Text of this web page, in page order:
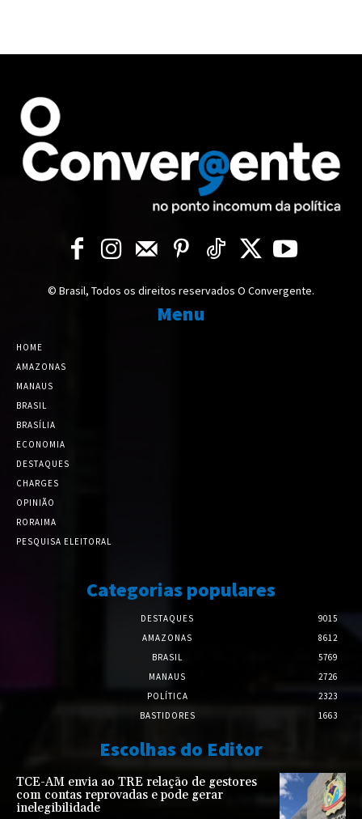
© Brasil, Todos os direitos reservados O Convergente.
Menu
HOME
AMAZONAS
MANAUS
BRASIL
BRASÍLIA
ECONOMIA
DESTAQUES
CHARGES
OPINIÃO
RORAIMA
PESQUISA ELEITORAL
Categorias populares
DESTAQUES
9015
AMAZONAS
8612
BRASIL
5769
MANAUS
2726
POLÍTICA
2323
BASTIDORES
1663
Escolhas do Editor
TCE-AM envia ao TRE relação de gestores
com contas reprovadas e pode gerar
inelegibilidade